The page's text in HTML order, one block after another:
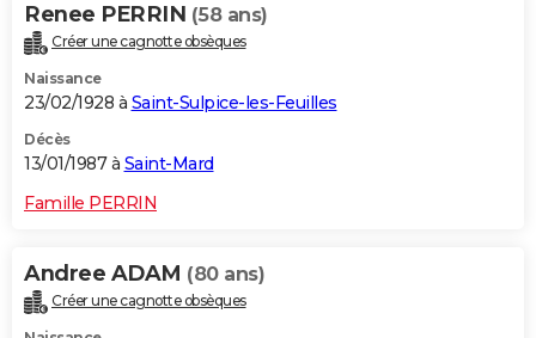
Renee PERRIN (58 ans)
Créer une cagnotte obsèques
Naissance
23/02/1928 à Saint-Sulpice-les-Feuilles
Décès
13/01/1987 à Saint-Mard
Famille PERRIN
Andree ADAM (80 ans)
Créer une cagnotte obsèques